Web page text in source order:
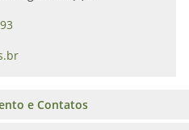
e Contatos